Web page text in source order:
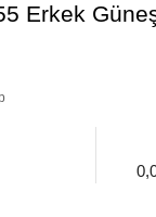
Erkek